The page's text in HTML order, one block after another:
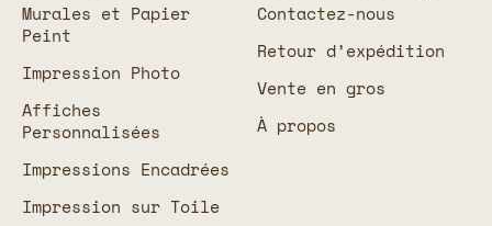
Murales et Papier
Peint
Impression Photo
Affiches
Personnalisées
Impressions Encadrées
Impression sur Toile
Contactez-nous
Retour d’expédition
Vente en gros
À propos